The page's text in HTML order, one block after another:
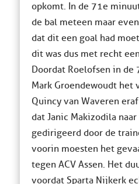
opkomt. In de 71e
de bal meteen maar
dat dit een goal had
dit was dus met recht
Doordat Roelofsen in de
Mark Groendewoudt het
Quincy van Waveren
dat Janic Makizodila
gedirigeerd door de
voorin moesten het
tegen ACV Assen. Het
voordat Sparta Nijkerk